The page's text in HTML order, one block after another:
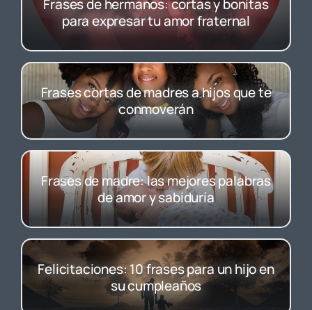
Frases de hermanos: cortas y bonitas
para expresar tu amor fraternal
Frases cortas de madres a hijos que te
conmoverán
Frases de madre: las mejores palabras
de amor y sabiduría
Felicitaciones: 10 frases para un hijo en
su cumpleaños